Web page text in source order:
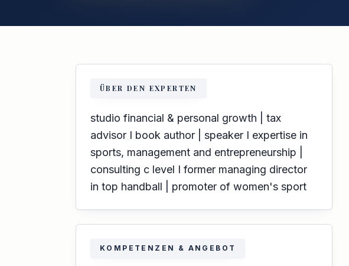
ÜBER DEN EXPERTEN
studio financial & personal growth | tax
advisor I book author | speaker I expertise in
sports, management and entrepreneurship |
consulting c level I former managing director
in top handball | promoter of women's sport
KOMPETENZEN & ANGEBOT